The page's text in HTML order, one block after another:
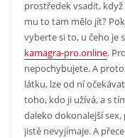
prostředek vsadit,
mu to tam mělo jít?
vyberte si to, u čeho je
kamagra-pro.online.
nepochybujete. A
látku, lze od ní
toho, kdo ji užívá, a s
daleko dokonalejší
jistě nevyjímaje. A